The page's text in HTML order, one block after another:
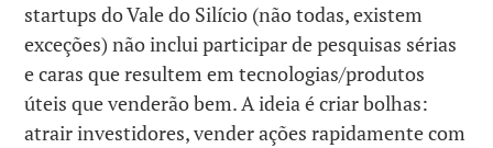
startups do Vale do Silício (não todas, existem
exceções) não inclui participar de pesquisas sérias
e caras que resultem em tecnologias/produtos
úteis que venderão bem. A ideia é criar bolhas:
atrair investidores, vender ações rapidamente com